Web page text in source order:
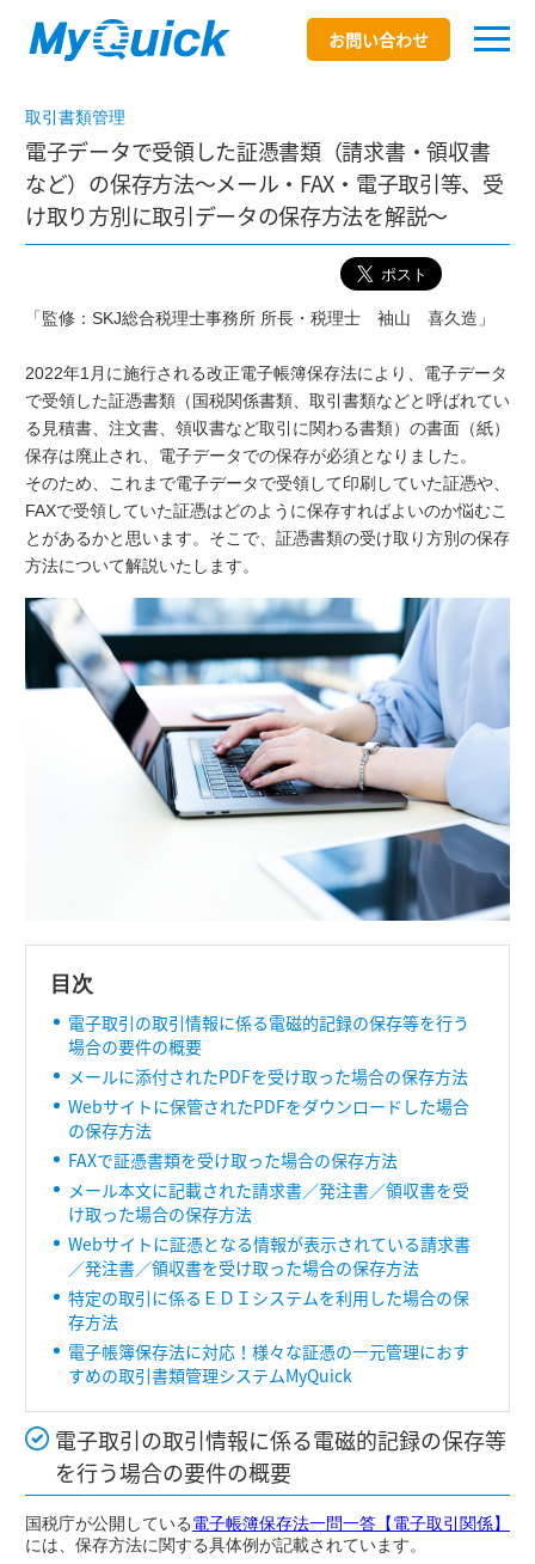
お問い合わせ
取引書類管理
電子データで受領した証憑書類（請求書・領収書
など）の保存方法～メール・FAX・電子取引等、受
け取り方別に取引データの保存方法を解説～
「監修：SKJ総合税理士事務所 所長・税理士 袖山 喜久造」
2022年1月に施行される改正電子帳簿保存法により、電子データ
で受領した証憑書類（国税関係書類、取引書類などと呼ばれてい
る見積書、注文書、領収書など取引に関わる書類）の書面（紙）
保存は廃止され、電子データでの保存が必須となりました。
そのため、これまで電子データで受領して印刷していた証憑や、
FAXで受領していた証憑はどのように保存すればよいのか悩むこ
とがあるかと思います。そこで、証憑書類の受け取り方別の保存
方法について解説いたします。
目次
電子取引の取引情報に係る電磁的記録の保存等を行う
場合の要件の概要
メールに添付されたPDFを受け取った場合の保存方法
Webサイトに保管されたPDFをダウンロードした場合
の保存方法
FAXで証憑書類を受け取った場合の保存方法
メール本文に記載された請求書／発注書／領収書を受
け取った場合の保存方法
Webサイトに証憑となる情報が表示されている請求書
／発注書／領収書を受け取った場合の保存方法
特定の取引に係るＥＤＩシステムを利用した場合の保
存方法
電子帳簿保存法に対応！様々な証憑の一元管理におす
すめの取引書類管理システムMyQuick
電子取引の取引情報に係る電磁的記録の保存等
を行う場合の要件の概要
国税庁が公開している電子帳簿保存法一問一答【電子取引関係】
には、保存方法に関する具体例が記載されています。